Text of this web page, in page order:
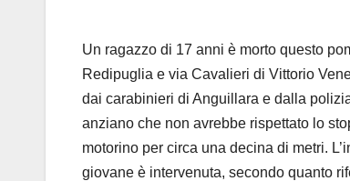
Un ragazzo di 17 anni è morto questo
Redipuglia e via Cavalieri di Vittorio
dai carabinieri di Anguillara e dalla
anziano che non avrebbe rispettato lo
motorino per circa una decina di metri.
giovane è intervenuta, secondo quanto